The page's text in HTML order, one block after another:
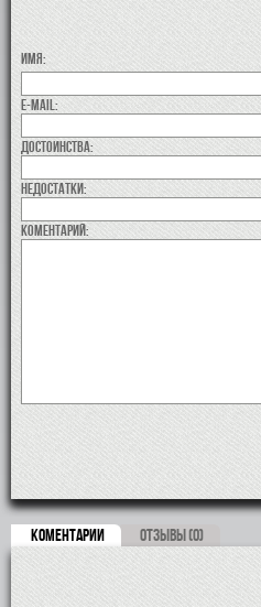
Имя:
E-MAIL:
Достоинства:
недостатки:
коментарий:
КОМЕНТАРИИ ОТЗЫВЫ (0)